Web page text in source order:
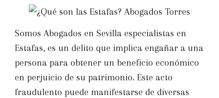
Somos Abogados en Sevilla especialistas en
Estafas, es un delito que implica engañar a una
persona para obtener un beneficio económico
en perjuicio de su patrimonio. Este acto
fraudulento puede manifestarse de diversas